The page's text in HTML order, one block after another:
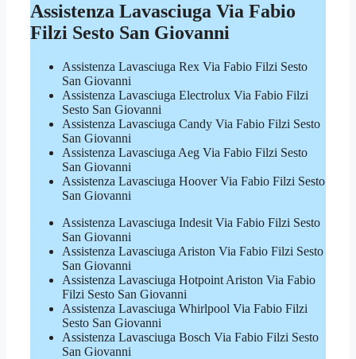
Assistenza Lavasciuga Via Fabio
Filzi Sesto San Giovanni
Assistenza Lavasciuga Rex Via Fabio Filzi Sesto
San Giovanni
Assistenza Lavasciuga Electrolux Via Fabio Filzi
Sesto San Giovanni
Assistenza Lavasciuga Candy Via Fabio Filzi Sesto
San Giovanni
Assistenza Lavasciuga Aeg Via Fabio Filzi Sesto
San Giovanni
Assistenza Lavasciuga Hoover Via Fabio Filzi Sesto
San Giovanni
Assistenza Lavasciuga Indesit Via Fabio Filzi Sesto
San Giovanni
Assistenza Lavasciuga Ariston Via Fabio Filzi Sesto
San Giovanni
Assistenza Lavasciuga Hotpoint Ariston Via Fabio
Filzi Sesto San Giovanni
Assistenza Lavasciuga Whirlpool Via Fabio Filzi
Sesto San Giovanni
Assistenza Lavasciuga Bosch Via Fabio Filzi Sesto
San Giovanni